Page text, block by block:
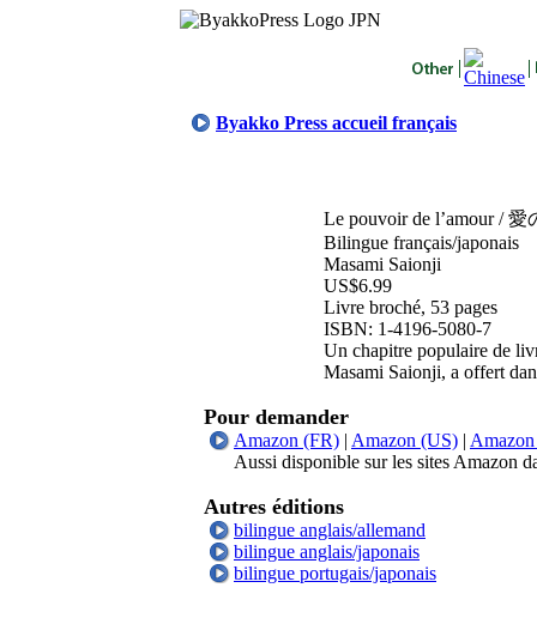
Byakko Press accueil français
Le pouvoir de l’amour /
Bilingue français/japonais
Masami Saionji
US$6.99
Livre broché, 53 pages
ISBN: 1-4196-5080-7
Un chapitre populaire de
Masami Saionji, a offert
Pour demander
Amazon (FR) | Amazon (US) |
Aussi disponible sur les sites Amazon
Autres éditions
bilingue anglais/allemand
bilingue anglais/japonais
bilingue portugais/japonais